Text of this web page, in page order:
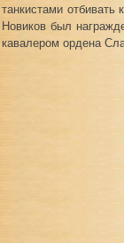
танкистами
Новиков был
кавалером ордена